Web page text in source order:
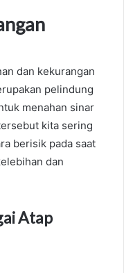
dan kekurangan
pelindung
menahan sinar
kita sering
berisik pada saat
dan
Atap